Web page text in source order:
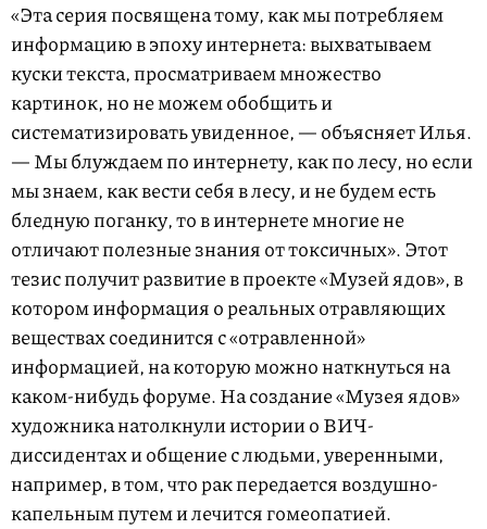
«Эта серия посвящена тому, как мы потребляем
информацию в эпоху интернета: выхватываем
куски текста, просматриваем множество
картинок, но не можем обобщить и
систематизировать увиденное, — объясняет Илья.
— Мы блуждаем по интернету, как по лесу, но если
мы знаем, как вести себя в лесу, и не будем есть
бледную поганку, то в интернете многие не
отличают полезные знания от токсичных». Этот
тезис получит развитие в проекте «Музей ядов», в
котором информация о реальных отравляющих
веществах соединится с «отравленной»
информацией, на которую можно наткнуться на
каком-нибудь форуме. На создание «Музея ядов»
художника натолкнули истории о ВИЧ-
диссидентах и общение с людьми, уверенными,
например, в том, что рак передается воздушно-
капельным путем и лечится гомеопатией.